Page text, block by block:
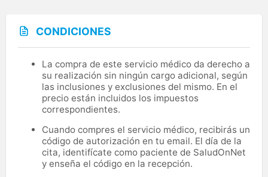
CONDICIONES
La compra de este servicio médico da derecho a
su realización sin ningún cargo adicional, según
las inclusiones y exclusiones del mismo. En el
precio están incluidos los impuestos
correspondientes.
Cuando compres el servicio médico, recibirás un
código de autorización en tu email. El día de la
cita, identifícate como paciente de SaludOnNet
y enseña el código en la recepción.